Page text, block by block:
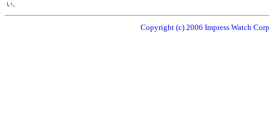
い。
Copyright (c) 2006 Impress Watch